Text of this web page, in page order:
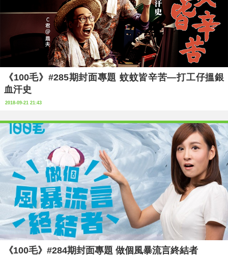
《100毛》#285期封面專題 蚊蚊皆辛苦—打工仔搵銀
血汗史
2018-09-21 21:43
《100毛》#284期封面專題 做個風暴流言終結者